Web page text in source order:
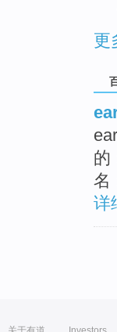
更
的
名
详